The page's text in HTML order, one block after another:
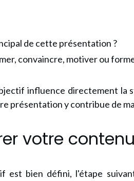
de cette présentation ?
convaincre, motiver ou
influence directement la
présentation y contribue de
votre contenu
est bien défini, l'étape